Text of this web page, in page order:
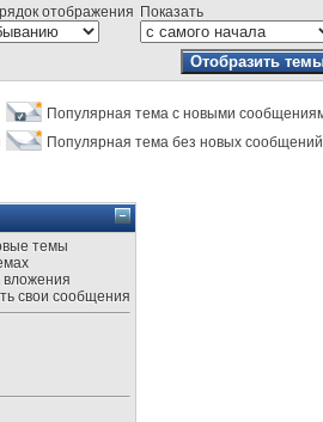
отображения Показать
Популярная тема с новыми
Популярная тема без новых сообщений
темы
вложения
свои сообщения